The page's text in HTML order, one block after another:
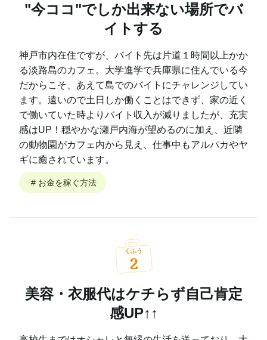
"今ココ"でしか出来ない場所でバ
イトする
神戸市内在住ですが、バイト先は片道１時間以上かか
る淡路島のカフェ。大学進学で兵庫県に住んでいる今
だからこそ、あえて島でのバイトにチャレンジしてい
ます。遠いので土日しか働くことはできず、家の近く
で働いていた時よりバイト収入が減りましたが、充実
感はUP！穏やかな瀬戸内海が望めるのに加え、近隣
の動物園がカフェ内から見え、仕事中もアルパカやヤ
ギに癒されています。
# お金を稼ぐ方法
くふう
2
美容・衣服代はケチらず自己肯定
感UP↑↑